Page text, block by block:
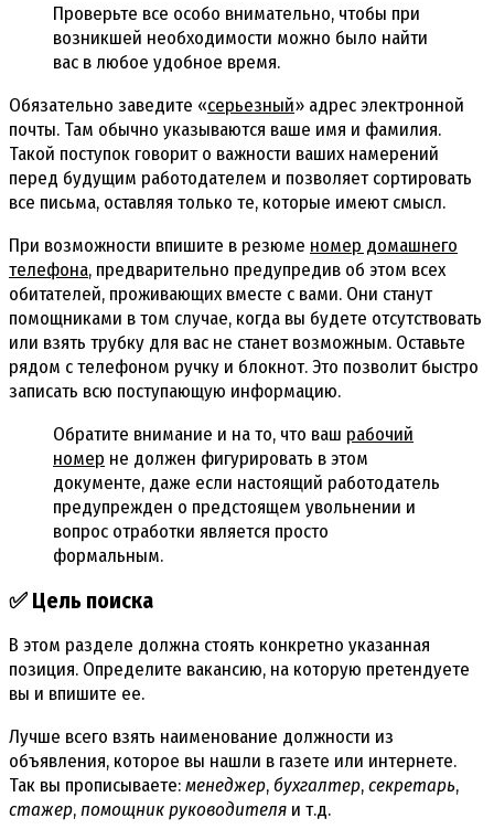
Проверьте все особо внимательно, чтобы при
возникшей необходимости можно было найти
вас в любое удобное время.
Обязательно заведите «серьезный» адрес электронной
почты. Там обычно указываются ваше имя и фамилия.
Такой поступок говорит о важности ваших намерений
перед будущим работодателем и позволяет сортировать
все письма, оставляя только те, которые имеют смысл.
При возможности впишите в резюме номер домашнего
телефона, предварительно предупредив об этом всех
обитателей, проживающих вместе с вами. Они станут
помощниками в том случае, когда вы будете отсутствовать
или взять трубку для вас не станет возможным. Оставьте
рядом с телефоном ручку и блокнот. Это позволит быстро
записать всю поступающую информацию.
Обратите внимание и на то, что ваш рабочий
номер не должен фигурировать в этом
документе, даже если настоящий работодатель
предупрежден о предстоящем увольнении и
вопрос отработки является просто
формальным.
✅ Цель поиска
В этом разделе должна стоять конкретно указанная
позиция. Определите вакансию, на которую претендуете
вы и впишите ее.
Лучше всего взять наименование должности из
объявления, которое вы нашли в газете или интернете.
Так вы прописываете:менеджер, бухгалтер,секретарь,
стажер,помощник руководителя и т.д.